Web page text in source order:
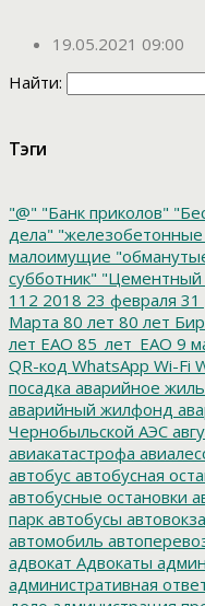
19.05.2021 09:00
Найти:
Тэги
"@" "Банк приколов"
дела"
малоимущие
субботник" "Цементный
112 2018 23 февраля 31
Марта 80 лет 80 лет
лет ЕАО 85_лет_ЕАО 9
QR-код WhatsApp Wi-Fi
посадка аварийное
аварийный жилфонд
Чернобыльской АЭС
авиакатастрофа
автобус автобусная
автобусные остановки
парк автобусы
автомобиль
адвокат Адвокаты
административная